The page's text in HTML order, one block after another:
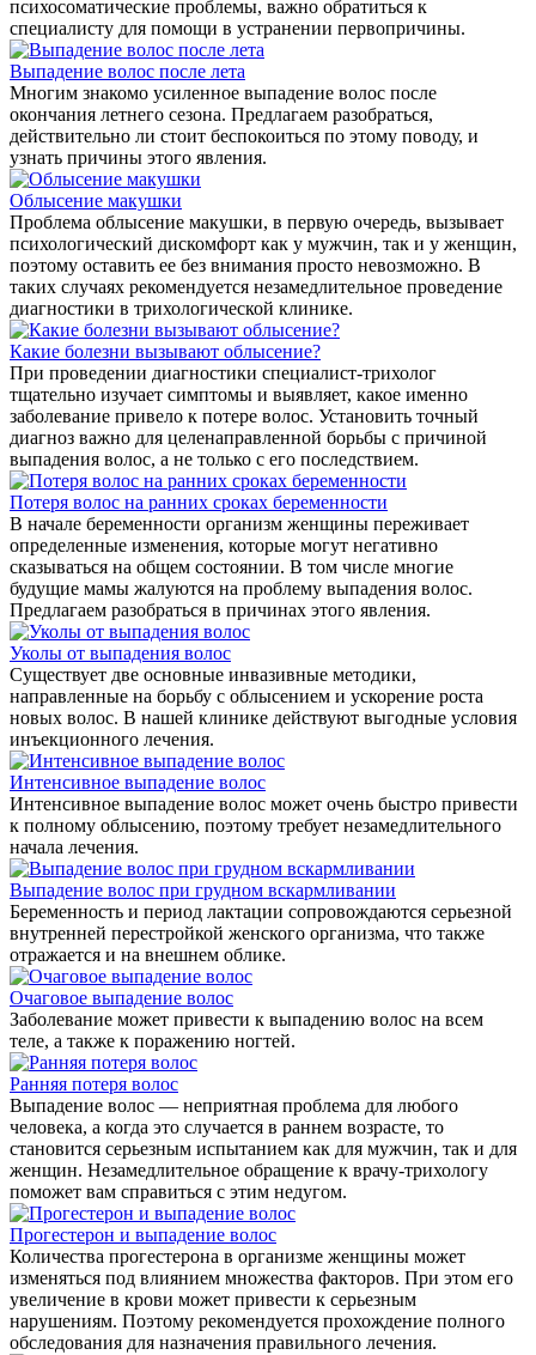
психосоматические проблемы, важно обратиться к
специалисту для помощи в устранении первопричины.
Выпадение волос после лета
Многим знакомо усиленное выпадение волос после
окончания летнего сезона. Предлагаем разобраться,
действительно ли стоит беспокоиться по этому поводу, и
узнать причины этого явления.
Облысение макушки
Проблема облысение макушки, в первую очередь, вызывает
психологический дискомфорт как у мужчин, так и у женщин,
поэтому оставить ее без внимания просто невозможно. В
таких случаях рекомендуется незамедлительное проведение
диагностики в трихологической клинике.
Какие болезни вызывают облысение?
При проведении диагностики специалист-трихолог
тщательно изучает симптомы и выявляет, какое именно
заболевание привело к потере волос. Установить точный
диагноз важно для целенаправленной борьбы с причиной
выпадения волос, а не только с его последствием.
Потеря волос на ранних сроках беременности
В начале беременности организм женщины переживает
определенные изменения, которые могут негативно
сказываться на общем состоянии. В том числе многие
будущие мамы жалуются на проблему выпадения волос.
Предлагаем разобраться в причинах этого явления.
Уколы от выпадения волос
Существует две основные инвазивные методики,
направленные на борьбу с облысением и ускорение роста
новых волос. В нашей клинике действуют выгодные условия
инъекционного лечения.
Интенсивное выпадение волос
Интенсивное выпадение волос может очень быстро привести
к полному облысению, поэтому требует незамедлительного
начала лечения.
Выпадение волос при грудном вскармливании
Беременность и период лактации сопровождаются серьезной
внутренней перестройкой женского организма, что также
отражается и на внешнем облике.
Очаговое выпадение волос
Заболевание может привести к выпадению волос на всем
теле, а также к поражению ногтей.
Ранняя потеря волос
Выпадение волос — неприятная проблема для любого
человека, а когда это случается в раннем возрасте, то
становится серьезным испытанием как для мужчин, так и для
женщин. Незамедлительное обращение к врачу-трихологу
поможет вам справиться с этим недугом.
Прогестерон и выпадение волос
Количества прогестерона в организме женщины может
изменяться под влиянием множества факторов. При этом его
увеличение в крови может привести к серьезным
нарушениям. Поэтому рекомендуется прохождение полного
обследования для назначения правильного лечения.